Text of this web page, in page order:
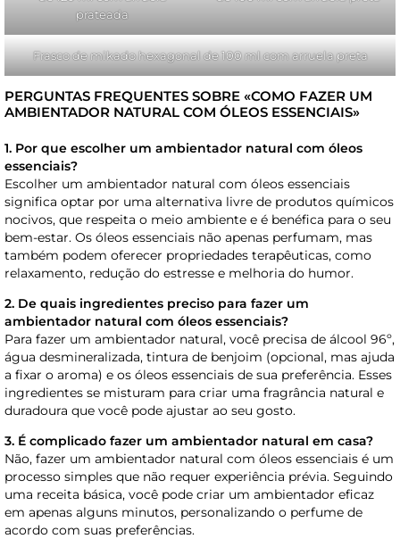
prateada
Frasco de mikado hexagonal de 100 ml com arruela preta
PERGUNTAS FREQUENTES SOBRE «COMO FAZER UM
AMBIENTADOR NATURAL COM ÓLEOS ESSENCIAIS»
1. Por que escolher um ambientador natural com óleos
essenciais?
Escolher um ambientador natural com óleos essenciais
significa optar por uma alternativa livre de produtos químicos
nocivos, que respeita o meio ambiente e é benéfica para o seu
bem-estar. Os óleos essenciais não apenas perfumam, mas
também podem oferecer propriedades terapêuticas, como
relaxamento, redução do estresse e melhoria do humor.
2. De quais ingredientes preciso para fazer um
ambientador natural com óleos essenciais?
Para fazer um ambientador natural, você precisa de álcool 96º,
água desmineralizada, tintura de benjoim (opcional, mas ajuda
a fixar o aroma) e os óleos essenciais de sua preferência. Esses
ingredientes se misturam para criar uma fragrância natural e
duradoura que você pode ajustar ao seu gosto.
3. É complicado fazer um ambientador natural em casa?
Não, fazer um ambientador natural com óleos essenciais é um
processo simples que não requer experiência prévia. Seguindo
uma receita básica, você pode criar um ambientador eficaz
em apenas alguns minutos, personalizando o perfume de
acordo com suas preferências.